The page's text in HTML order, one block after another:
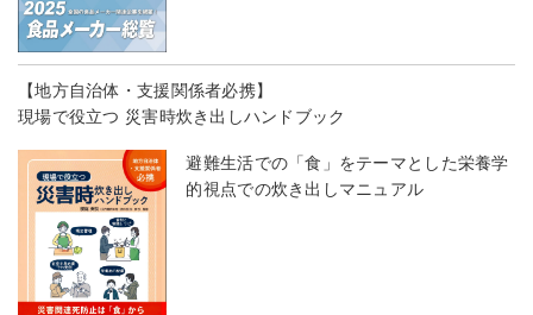
【地方自治体・支援関係者必携】
現場で役立つ 災害時炊き出しハンドブック
避難生活での「食」をテーマとした栄養学
的視点での炊き出しマニュアル